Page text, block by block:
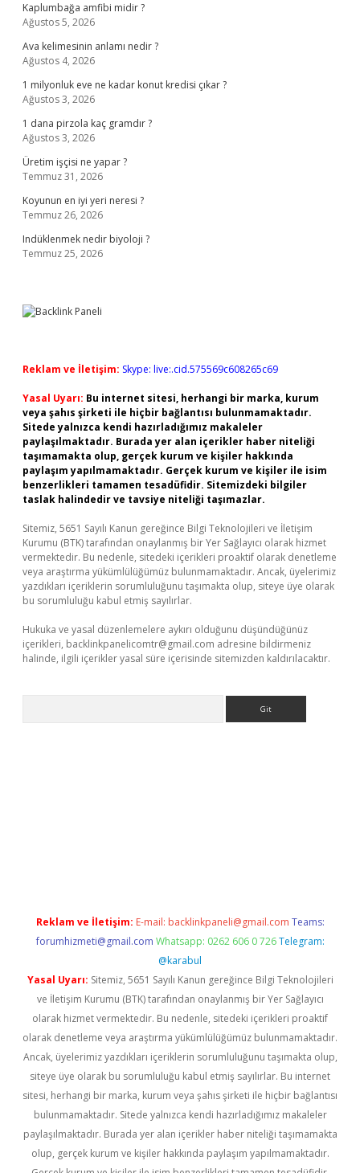
Kaplumbağa amfibi midir ?
Ağustos 5, 2026
Ava kelimesinin anlamı nedir ?
Ağustos 4, 2026
1 milyonluk eve ne kadar konut kredisi çıkar ?
Ağustos 3, 2026
1 dana pirzola kaç gramdır ?
Ağustos 3, 2026
Üretim işçisi ne yapar ?
Temmuz 31, 2026
Koyunun en iyi yeri neresi ?
Temmuz 26, 2026
Indüklenmek nedir biyoloji ?
Temmuz 25, 2026
Reklam ve İletişim: Skype: live:.cid.575569c608265c69
Yasal Uyarı: Bu internet sitesi, herhangi bir marka, kurum
veya şahıs şirketi ile hiçbir bağlantısı bulunmamaktadır.
Sitede yalnızca kendi hazırladığımız makaleler
paylaşılmaktadır. Burada yer alan içerikler haber niteliği
taşımamakta olup, gerçek kurum ve kişiler hakkında
paylaşım yapılmamaktadır. Gerçek kurum ve kişiler ile isim
benzerlikleri tamamen tesadüfidir. Sitemizdeki bilgiler
taslak halindedir ve tavsiye niteliği taşımazlar.
Sitemiz, 5651 Sayılı Kanun gereğince Bilgi Teknolojileri ve İletişim
Kurumu (BTK) tarafından onaylanmış bir Yer Sağlayıcı olarak hizmet
vermektedir. Bu nedenle, sitedeki içerikleri proaktif olarak denetleme
veya araştırma yükümlülüğümüz bulunmamaktadır. Ancak, üyelerimiz
yazdıkları içeriklerin sorumluluğunu taşımakta olup, siteye üye olarak
bu sorumluluğu kabul etmiş sayılırlar.
Hukuka ve yasal düzenlemelere aykırı olduğunu düşündüğünüz
içerikleri, backlinkpanelicomtr@gmail.com adresine bildirmeniz
halinde, ilgili içerikler yasal süre içerisinde sitemizden kaldırılacaktır.
Reklam ve İletişim: E-mail: backlinkpaneli@gmail.com Teams:
forumhizmeti@gmail.com Whatsapp: 0262 606 0 726 Telegram:
@karabul
Yasal Uyarı: Sitemiz, 5651 Sayılı Kanun gereğince Bilgi Teknolojileri
ve İletişim Kurumu (BTK) tarafından onaylanmış bir Yer Sağlayıcı
olarak hizmet vermektedir. Bu nedenle, sitedeki içerikleri proaktif
olarak denetleme veya araştırma yükümlülüğümüz bulunmamaktadır.
Ancak, üyelerimiz yazdıkları içeriklerin sorumluluğunu taşımakta olup,
siteye üye olarak bu sorumluluğu kabul etmiş sayılırlar. Bu internet
sitesi, herhangi bir marka, kurum veya şahıs şirketi ile hiçbir bağlantısı
bulunmamaktadır. Sitede yalnızca kendi hazırladığımız makaleler
paylaşılmaktadır. Burada yer alan içerikler haber niteliği taşımamakta
olup, gerçek kurum ve kişiler hakkında paylaşım yapılmamaktadır.